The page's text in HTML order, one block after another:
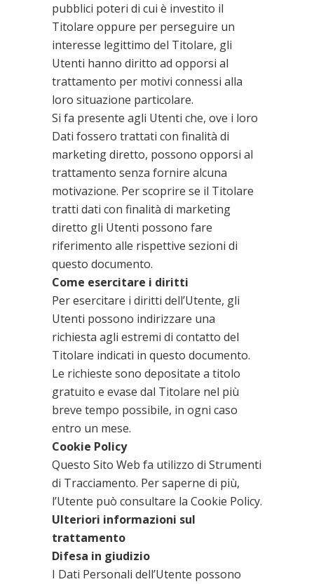
pubblici poteri di cui è investito il
Titolare oppure per perseguire un
interesse legittimo del Titolare, gli
Utenti hanno diritto ad opporsi al
trattamento per motivi connessi alla
loro situazione particolare.
Si fa presente agli Utenti che, ove i loro
Dati fossero trattati con finalità di
marketing diretto, possono opporsi al
trattamento senza fornire alcuna
motivazione. Per scoprire se il Titolare
tratti dati con finalità di marketing
diretto gli Utenti possono fare
riferimento alle rispettive sezioni di
questo documento.
Come esercitare i diritti
Per esercitare i diritti dell’Utente, gli
Utenti possono indirizzare una
richiesta agli estremi di contatto del
Titolare indicati in questo documento.
Le richieste sono depositate a titolo
gratuito e evase dal Titolare nel più
breve tempo possibile, in ogni caso
entro un mese.
Cookie Policy
Questo Sito Web fa utilizzo di Strumenti
di Tracciamento. Per saperne di più,
l’Utente può consultare la Cookie Policy.
Ulteriori informazioni sul
trattamento
Difesa in giudizio
I Dati Personali dell’Utente possono